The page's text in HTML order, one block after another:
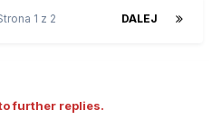
DALEJ
1 z 2
further replies.